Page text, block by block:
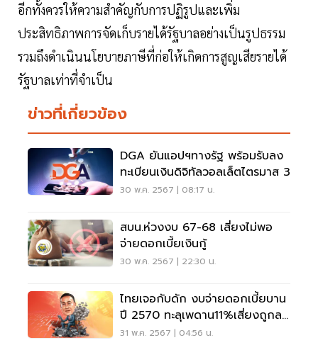
อีกทั้งควรให้ความสำคัญกับการปฏิรูปและเพิ่ม
ประสิทธิภาพการจัดเก็บรายได้รัฐบาลอย่างเป็นรูปธรรม
รวมถึงดำเนินนโยบายภาษีที่ก่อให้เกิดการสูญเสียรายได้
รัฐบาลเท่าที่จำเป็น
ข่าวที่เกี่ยวข้อง
DGA ยันแอปฯทางรัฐ พร้อมรับลง
ทะเบียนเงินดิจิทัลวอลเล็ตไตรมาส 3
30 พ.ค. 2567 | 08:17 น.
สบน.ห่วงงบ 67-68 เสี่ยงไม่พอ
จ่ายดอกเบี้ยเงินกู้
30 พ.ค. 2567 | 22:30 น.
ไทยเจอกับดัก งบจ่ายดอกเบี้ยบาน
ปี 2570 ทะลุเพดาน11%เสี่ยงถูกลด
เครดิต
31 พ.ค. 2567 | 04:56 น.